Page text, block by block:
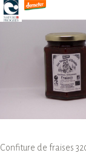
Confiture de fraises